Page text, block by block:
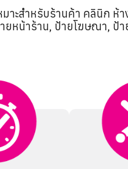
ะสำหรับร้านค้า คลินิก ห้
หน้าร้าน, ป้ายโฆษณา, ป้า